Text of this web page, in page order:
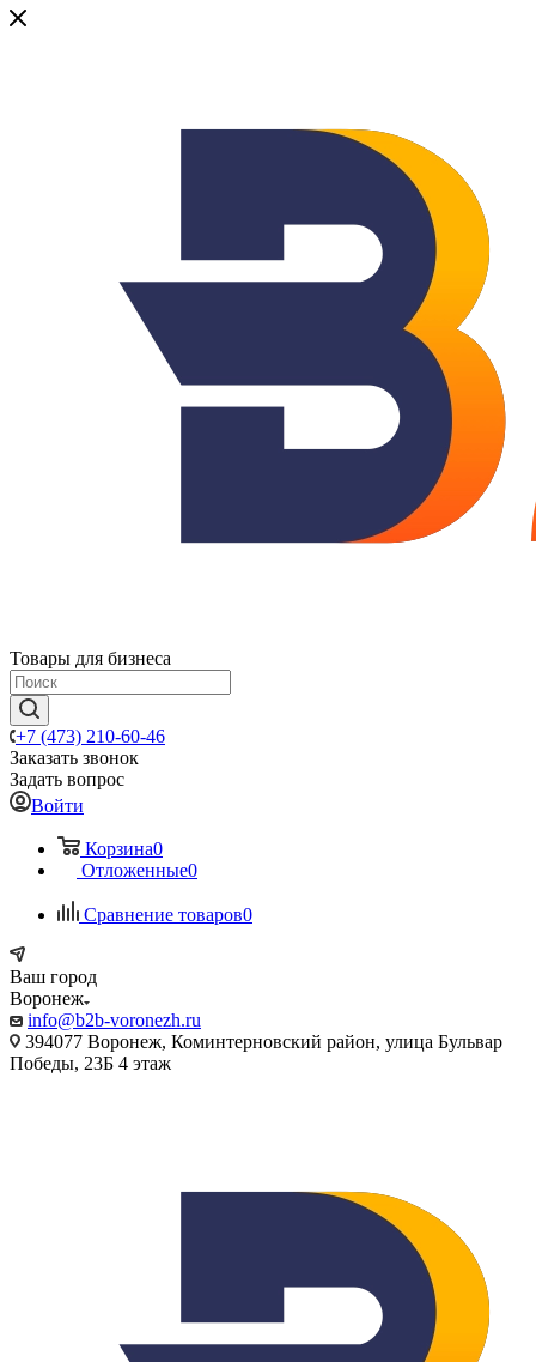
Товары для бизнеса
+7 (473) 210-60-46
Заказать звонок
Задать вопрос
Войти
Корзина0
Отложенные0
Сравнение товаров0
Ваш город
Воронеж
info@b2b-voronezh.ru
394077 Воронеж, Коминтерновский район, улица Бульвар
Победы, 23Б​ 4 этаж